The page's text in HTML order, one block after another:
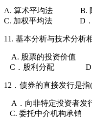
A. 算术平均法
B.
C. 加权平均法
D
11. 基本分析与技术分析
A. 股票的投资价值
C．股利分配
12．债券的直接发行是指(
A．向非特定投资者发
C. 委托中介机构承销